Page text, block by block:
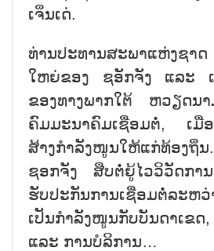
ເຈິ່ນເດ່.
ທ່ານປະທານສະພາແຫ່ງຊ
ໃຫຍ່ຂອງ ຊອັກຈັງ ແລະ ເ
ຂອງທາງພາກໃຕ້ ຫວຽດນ
ຄົມມະນາຄົມເຊື່ອມຕໍ່, ເມື່ອ
ສ້າງກຳລັງໜູນໃຫ້ແກ່ທ້ອງຖິ່
ຊອກຈັງ ສືບຕໍ່ຍູ້ໄວວິວັດການ
ຮັບປະກັນການເຊື່ອມຕໍ່ລະຫວ່
ເປັນກຳລັງໜູນກັບບັນດາເຂ
ແລະ ການບໍລິການ…